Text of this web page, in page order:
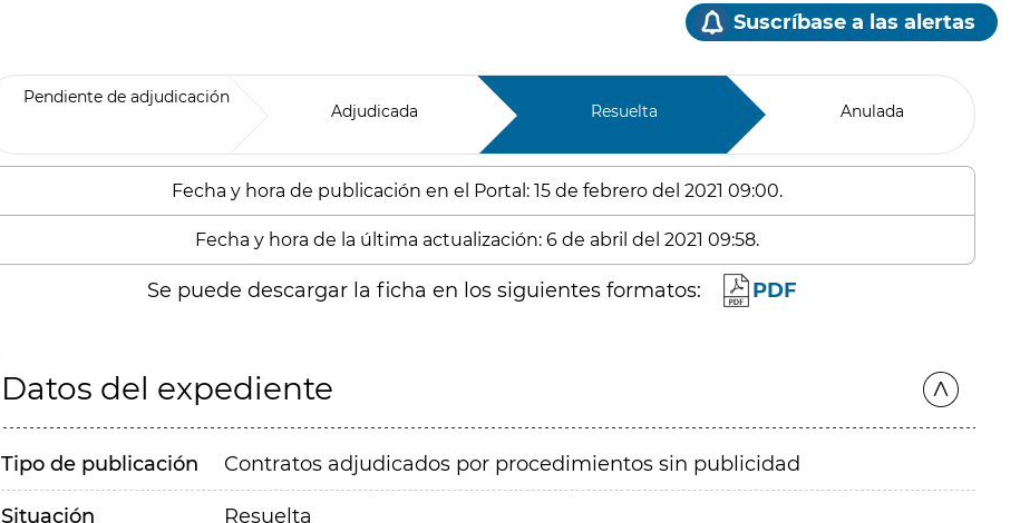
Suscríbase a las alertas
Pendiente de adjudicación
Adjudicada Resuelta Anulada
Fecha y hora de publicación en el Portal: 15 de febrero del 2021 09:00.
Fecha y hora de la última actualización: 6 de abril del 2021 09:58.
Se puede descargar la ficha en los siguientes formatos: PDF
Datos del expediente
Tipo de publicación Contratos adjudicados por procedimientos sin publicidad
Situación Resuelta